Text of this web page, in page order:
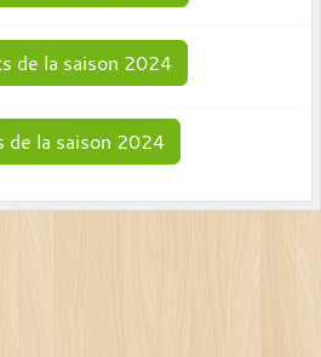
de la saison 2024
de la saison 2024